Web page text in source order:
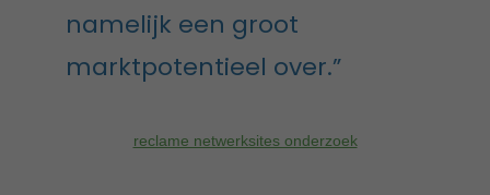
namelijk een groot
marktpotentieel over.”
reclame netwerksites onderzoek